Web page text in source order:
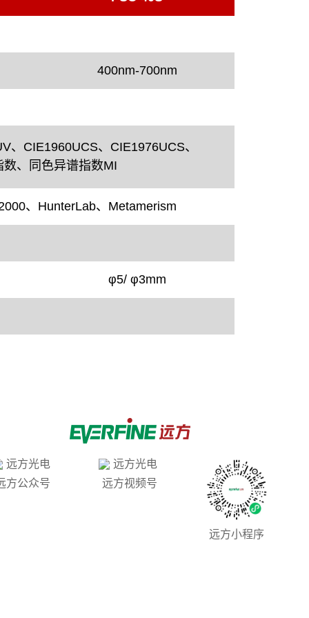
400nm-700nm
、CIE1960UCS、CIE1976UCS、
、同色异谱指数MI
、HunterLab、Metamerism
φ5/ φ3mm
方公众号 远方视频号
远方小程序